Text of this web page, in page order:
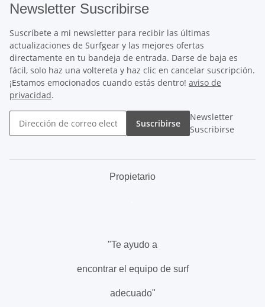
Newsletter Suscribirse
Suscríbete a mi newsletter para recibir las últimas
actualizaciones de Surfgear y las mejores ofertas
directamente en tu bandeja de entrada. Darse de baja es
fácil, solo haz una voltereta y haz clic en cancelar suscripción.
¡Estamos emocionados cuando estás dentro! aviso de
privacidad.
Suscribirse
Newsletter
Suscribirse
Propietario
"Te ayudo a
encontrar el equipo de surf
adecuado"